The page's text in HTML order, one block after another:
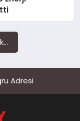
Adresi